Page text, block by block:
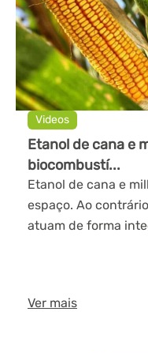
Videos
Etanol de cana e
biocombustí...
Etanol de cana e
espaço. Ao
atuam de forma
Ver mais